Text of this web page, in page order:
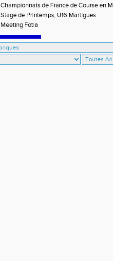
Championnats de France de Course en
Stage de Printemps, U16 Martigues
Meeting Fotia